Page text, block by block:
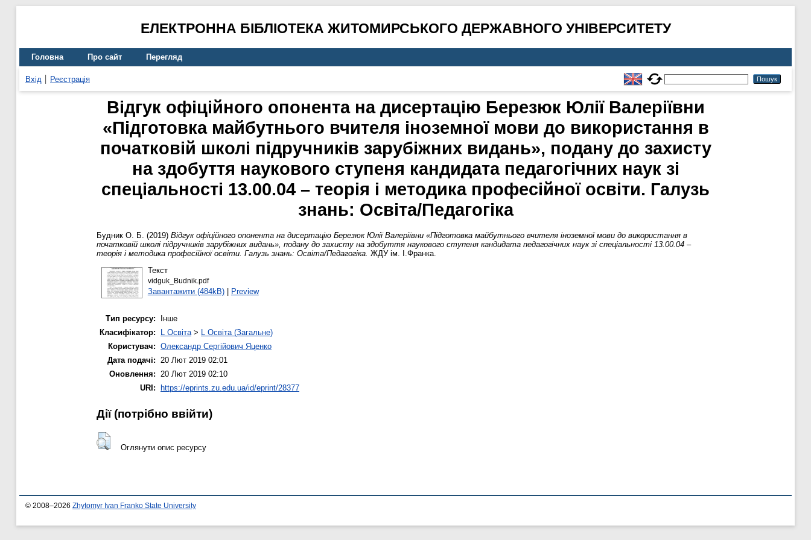
ЕЛЕКТРОННА БІБЛІОТЕКА ЖИТОМИРСЬКОГО ДЕРЖАВНОГО УНІВЕРСИТЕТУ
Головна Про сайт Перегляд
Вхід Реєстрація
Відгук офіційного опонента на дисертацію Березюк Юлії Валеріївни
«Підготовка майбутнього вчителя іноземної мови до використання в
початковій школі підручників зарубіжних видань», подану до захисту
на здобуття наукового ступеня кандидата педагогічних наук зі
спеціальності 13.00.04 – теорія і методика професійної освіти. Галузь
знань: Освіта/Педагогіка
Будник О. Б. (2019) Відгук офіційного опонента на дисертацію Березюк Юлії Валеріївни «Підготовка майбутнього вчителя іноземної мови до використання в
початковій школі підручників зарубіжних видань», подану до захисту на здобуття наукового ступеня кандидата педагогічних наук зі спеціальності 13.00.04 –
теорія і методика професійної освіти. Галузь знань: Освіта/Педагогіка. ЖДУ ім. І.Франка.
Текст
vidguk_Budnik.pdf
Завантажити (484kB)| Preview
Тип ресурсу:
Інше
Класифікатор:
L Освіта> L Освіта (Загальне)
Користувач: Олександр Сергійович Яценко
Дата подачі: 20 Лют 2019 02:01
Оновлення: 20 Лют 2019 02:10
URI:
https://eprints.zu.edu.ua/id/eprint/28377
Дії ​​(потрібно ввійти)
Оглянути опис ресурсу
© 2008–2026 Zhytomyr Ivan Franko State University